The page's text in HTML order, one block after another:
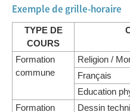
Exemple de grille-horaire
TYPE DE
COURS
Formation
commune
Religion /
Français
Education
Formation
Dessin